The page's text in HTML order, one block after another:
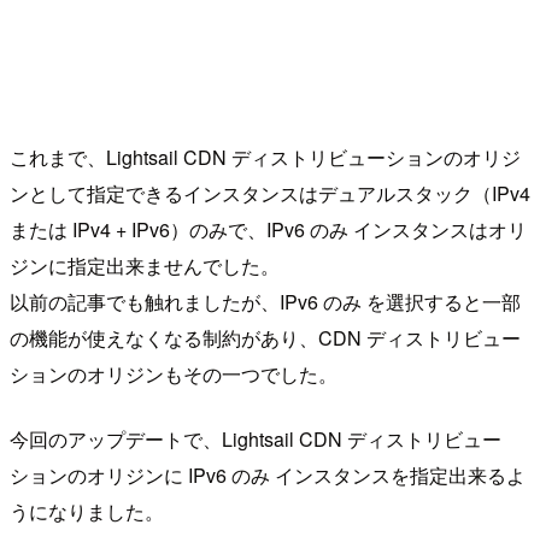
これまで、Lightsail CDN ディストリビューションのオリジ
ンとして指定できるインスタンスはデュアルスタック（IPv4
または IPv4 + IPv6）のみで、IPv6 のみ インスタンスはオリ
ジンに指定出来ませんでした。
以前の記事でも触れましたが、IPv6 のみ を選択すると一部
の機能が使えなくなる制約があり、CDN ディストリビュー
ションのオリジンもその一つでした。
今回のアップデートで、Lightsail CDN ディストリビュー
ションのオリジンに IPv6 のみ インスタンスを指定出来るよ
うになりました。